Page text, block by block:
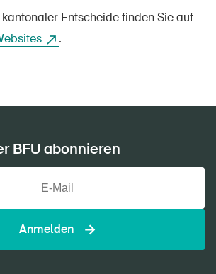
Entscheide finden Sie auf
.
BFU abonnieren
Anmelden